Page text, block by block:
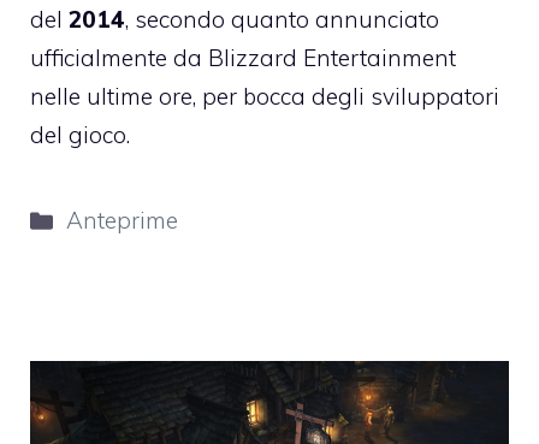
del 2014, secondo quanto annunciato
ufficialmente da Blizzard Entertainment
nelle ultime ore, per bocca degli sviluppatori
del gioco.
Categorie
Anteprime